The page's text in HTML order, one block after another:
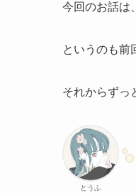
今回のお話は
というのも前
それからずっ
とうふ